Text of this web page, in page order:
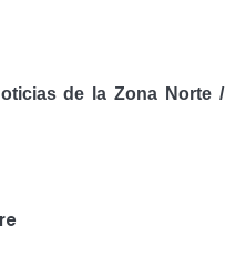
de la Zona Norte /